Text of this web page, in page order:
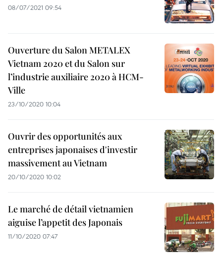
08/07/2021 09:54
Ouverture du Salon METALEX
Vietnam 2020 et du Salon sur
l’industrie auxiliaire 2020 à HCM-
Ville
23/10/2020 10:04
Ouvrir des opportunités aux
entreprises japonaises d'investir
massivement au Vietnam
20/10/2020 10:02
Le marché de détail vietnamien
aiguise l’appetit des Japonais
11/10/2020 07:47